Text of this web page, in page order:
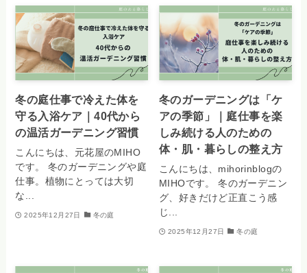
冬の庭仕事で冷えた体を
守る入浴ケア｜40代から
の温活ガーデニング習慣
こんにちは、元花屋のMIHO
です。 冬のガーデニングや庭
仕事。植物にとっては大切
な...
2025年12月27日 冬の庭
冬のガーデニングは「ケ
アの季節」｜庭仕事を楽
しみ続ける人のための
体・肌・暮らしの整え方
こんにちは、mihorinblogの
MIHOです。 冬のガーデニン
グ、好きだけど正直こう感
じ...
2025年12月27日 冬の庭